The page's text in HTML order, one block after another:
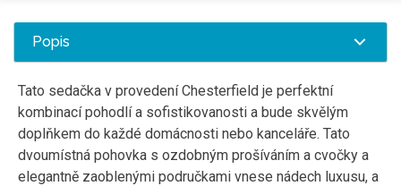
Popis
Tato sedačka v provedení Chesterfield je perfektní
kombinací pohodlí a sofistikovanosti a bude skvělým
doplňkem do každé domácnosti nebo kanceláře. Tato
dvoumístná pohovka s ozdobným prošíváním a cvočky a
elegantně zaoblenými područkami vnese nádech luxusu, a